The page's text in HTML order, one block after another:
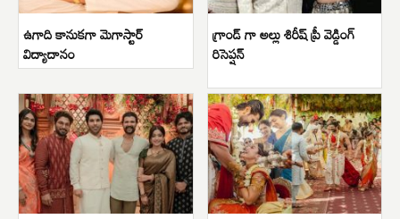
ఉగాది కానుకగా మెగాస్టార్
విద్యాదానం
గ్రాండ్ గా అల్లు శిరీష్ ప్రీ వెడ్డింగ్
రిసెప్షన్